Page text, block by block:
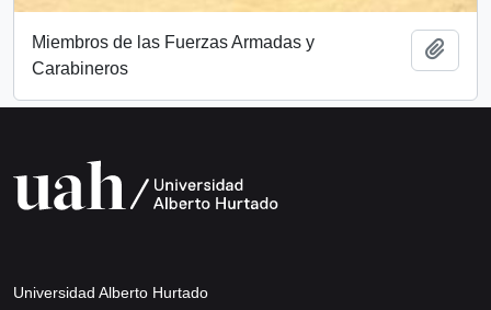
Miembros de las Fuerzas Armadas y
Carabineros
Universidad Alberto Hurtado